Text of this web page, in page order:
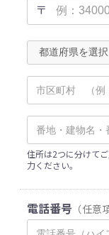
〒
住所は2つに分けて
力ください。
電話番号 （任意